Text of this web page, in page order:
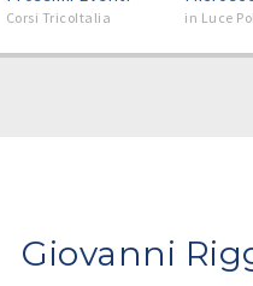
Corsi TricoItalia in Luce
Giovanni